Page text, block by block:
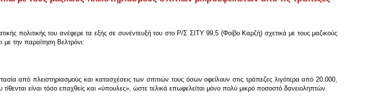
πολιτικής του ανέφερε τα εξής σε συνέντευξή του στο Ρ/Σ ΣΙΤΥ 99,5 (Φοίβο Καρζή) σχετικά με τους μαζικούς
με την παραίτηση Βελτρόνι:
από πλειστηριασμούς και κατασχέσεις των σπιτιών τους όσων οφείλουν στις τράπεζες λιγότερα από 20.000,
είναι τόσο επαχθείς και «ύπουλες», ώστε τελικά επωφελείται μόνο πολύ μικρό ποσοστό δανειοληπτών.